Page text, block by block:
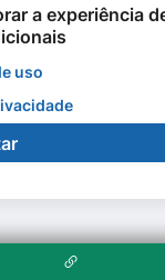
a experiência
uso